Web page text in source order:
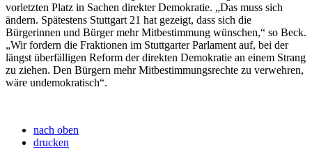
vorletzten Platz in Sachen direkter Demokratie. „Das muss sich
ändern. Spätestens Stuttgart 21 hat gezeigt, dass sich die
Bürgerinnen und Bürger mehr Mitbestimmung wünschen,“ so Beck.
„Wir fordern die Fraktionen im Stuttgarter Parlament auf, bei der
längst überfälligen Reform der direkten Demokratie an einem Strang
zu ziehen. Den Bürgern mehr Mitbestimmungsrechte zu verwehren,
wäre undemokratisch“.
nach oben
drucken